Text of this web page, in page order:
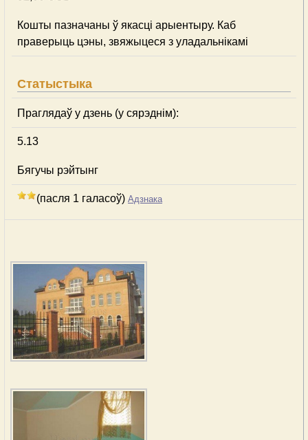
Кошты пазначаны ў якасці арыентыру. Каб
праверыць цэны, звяжыцеся з уладальнікамі
Статыстыка
Праглядаў у дзень (у сярэднім):
5.13
Бягучы рэйтынг
(пасля 1 галасоў) Адзнака